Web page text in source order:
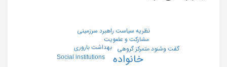
خانواده Social institutions
بهداشت باروری گفت وشنود متمرکز گروهی
مشارکت و عضویت
نظریه سیاست راهبرد سرزمینی